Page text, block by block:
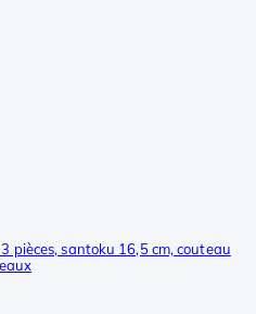
pièces, santoku 16,5 cm, couteau